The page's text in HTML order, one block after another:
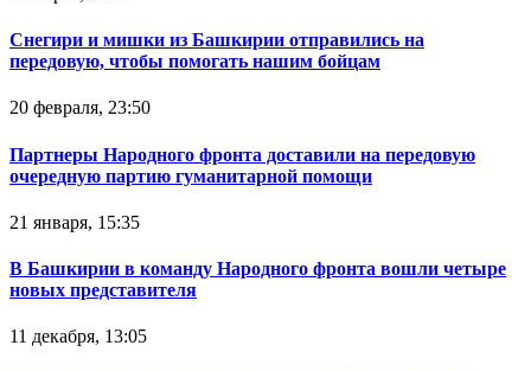
Снегири и мишки из Башкирии отправились на
передовую, чтобы помогать нашим бойцам
20 февраля, 23:50
Партнеры Народного фронта доставили на передовую
очередную партию гуманитарной помощи
21 января, 15:35
В Башкирии в команду Народного фронта вошли четыре
новых представителя
11 декабря, 13:05